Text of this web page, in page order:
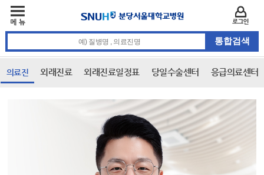
의료진 외래진료 외래진료일정표 당일수술센터 응급의료센터